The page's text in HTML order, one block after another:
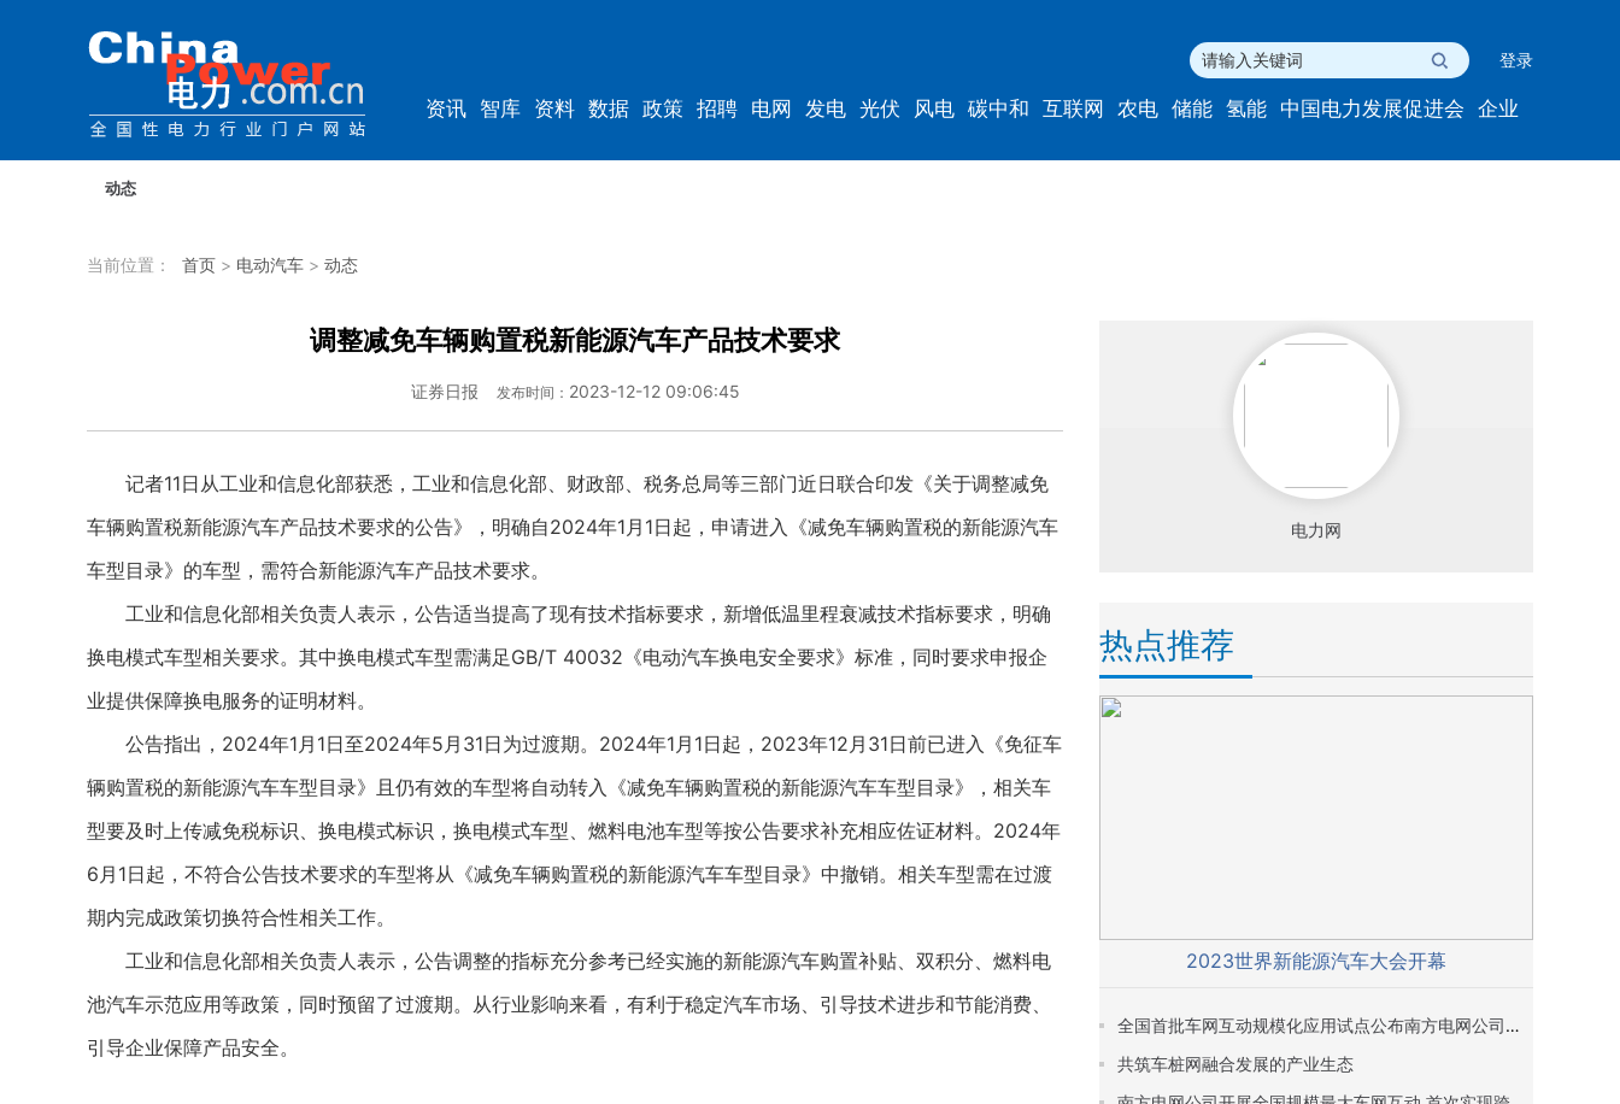
登录
资讯 智库 资料 数据 政策 招聘 电网 发电 光伏 风电 碳中和 互联网 农电 储能 氢能 中国电力发展促进会 企业
动态
当前位置： 首页 > 电动汽车 > 动态
调整减免车辆购置税新能源汽车产品技术要求
证券日报 发布时间： 2023-12-12 09:06:45
记者11日从工业和信息化部获悉，工业和信息化部、财政部、税务总局等三部门近日联合印发《关于调整减免
车辆购置税新能源汽车产品技术要求的公告》，明确自2024年1月1日起，申请进入《减免车辆购置税的新能源汽车
车型目录》的车型，需符合新能源汽车产品技术要求。
工业和信息化部相关负责人表示，公告适当提高了现有技术指标要求，新增低温里程衰减技术指标要求，明确
换电模式车型相关要求。其中换电模式车型需满足GB/T 40032《电动汽车换电安全要求》标准，同时要求申报企
业提供保障换电服务的证明材料。
公告指出，2024年1月1日至2024年5月31日为过渡期。2024年1月1日起，2023年12月31日前已进入《免征车
辆购置税的新能源汽车车型目录》且仍有效的车型将自动转入《减免车辆购置税的新能源汽车车型目录》，相关车
型要及时上传减免税标识、换电模式标识，换电模式车型、燃料电池车型等按公告要求补充相应佐证材料。2024年
6月1日起，不符合公告技术要求的车型将从《减免车辆购置税的新能源汽车车型目录》中撤销。相关车型需在过渡
期内完成政策切换符合性相关工作。
工业和信息化部相关负责人表示，公告调整的指标充分参考已经实施的新能源汽车购置补贴、双积分、燃料电
池汽车示范应用等政策，同时预留了过渡期。从行业影响来看，有利于稳定汽车市场、引导技术进步和节能消费、
引导企业保障产品安全。
电力网
热点推荐
2023世界新能源汽车大会开幕
全国首批车网互动规模化应用试点公布南方电网公司项目和经营区内多个城市入选
共筑车桩网融合发展的产业生态